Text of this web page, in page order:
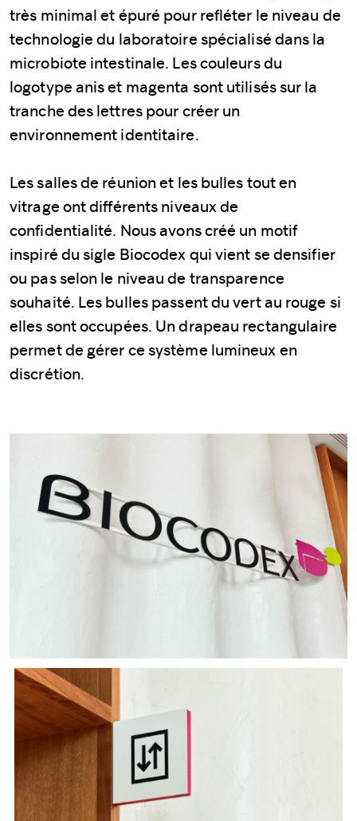
très minimal et épuré pour refléter le niveau de
technologie du laboratoire spécialisé dans la
microbiote intestinale. Les couleurs du
logotype anis et magenta sont utilisés sur la
tranche des lettres pour créer un
environnement identitaire.
Les salles de réunion et les bulles tout en
vitrage ont différents niveaux de
confidentialité. Nous avons créé un motif
inspiré du sigle Biocodex qui vient se densifier
ou pas selon le niveau de transparence
souhaité. Les bulles passent du vert au rouge si
elles sont occupées. Un drapeau rectangulaire
permet de gérer ce système lumineux en
discrétion.